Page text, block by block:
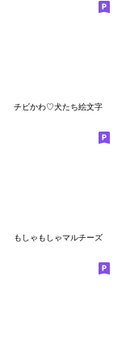
チビかわ♡犬たち絵文字
もしゃもしゃマルチーズ